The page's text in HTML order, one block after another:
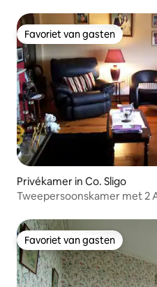
Favoriet van gasten
Favoriet van gasten
Privékamer in Co. Sligo
Tweepersoonskamer met 2
Favoriet van gasten
Favoriet van gasten